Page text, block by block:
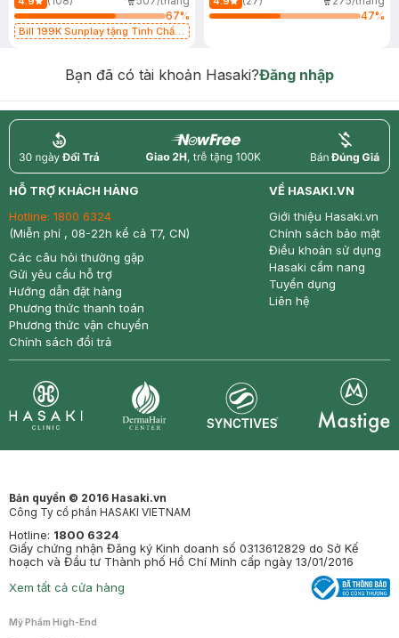
67%
Bill 199K Sunplay tặng Tinh Chất
47%
Bạn đã có tài khoản Hasaki?Đăng nhập
return nowfree price
HỖ TRỢ KHÁCH HÀNG
Hotline: 1800 6324
(Miễn phí , 08-22h kể cả T7, CN)
Các câu hỏi thường gặp
Gửi yêu cầu hỗ trợ
Hướng dẫn đặt hàng
Phương thức thanh toán
Phương thức vận chuyển
Chính sách đổi trả
VỀ HASAKI.VN
Giới thiệu Hasaki.vn
Chính sách bảo mật
Điều khoản sử dụng
Hasaki cẩm nang
Tuyển dụng
Liên hệ
Bản quyền © 2016 Hasaki.vn
Công Ty cổ phần HASAKI VIETNAM
Hotline: 1800 6324
Giấy chứng nhận Đăng ký Kinh doanh số 0313612829 do Sở Kế
hoạch và Đầu tư Thành phố Hồ Chí Minh cấp ngày 13/01/2016
Xem tất cả cửa hàng
Mỹ Phẩm High-End